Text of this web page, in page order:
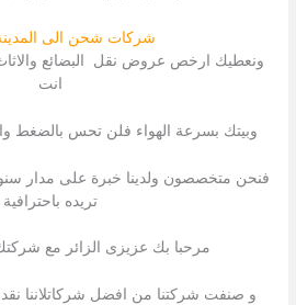
شركات شحن الى المدينة
ونعطيك ارخص عروض نقل البضائع
انت
وبيتك بسرعة الهواء فلن تحس بالضغط
فنحن متخصصون ولدينا خبرة على مدار
تريده باحترافية
مرحبا بك عزیزى الزائر مع
و صنفت شركتنا من افضل شركاتلاننا